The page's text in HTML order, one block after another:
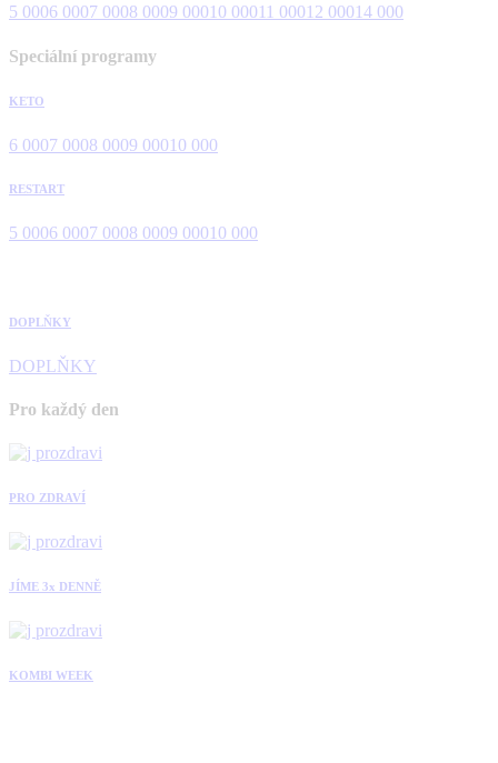
5 0006 0007 0008 0009 00010 00011 00012 00014 000
Speciální programy
KETO
6 0007 0008 0009 00010 000
RESTART
5 0006 0007 0008 0009 00010 000
DOPLŇKY
DOPLŇKY
Pro každý den
PRO ZDRAVÍ
JÍME 3x DENNĚ
KOMBI WEEK